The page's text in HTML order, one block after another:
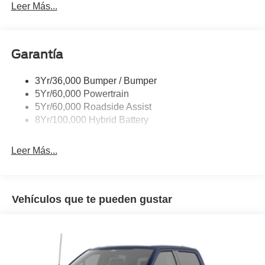
Leer Más...
Garantía
3Yr/36,000 Bumper / Bumper
5Yr/60,000 Powertrain
5Yr/60,000 Roadside Assist
8Yr/100,000 Hybrid Battery
Leer Más...
Vehículos que te pueden gustar